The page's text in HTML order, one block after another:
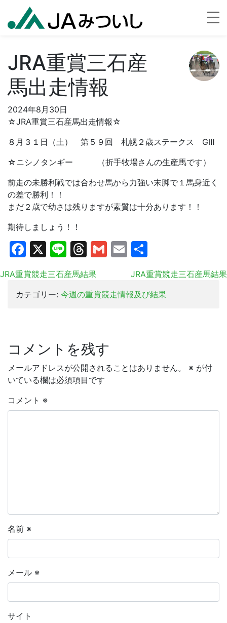
JRA重賞三石産
馬出走情報
2024年8月30日
☆JRA重賞三石産馬出走情報☆
８月３１日（土） 第５９回 札幌２歳ステークス GⅢ
☆ニシノタンギー （折手牧場さんの生産馬です）
前走の未勝利戦では合わせ馬から力強い末脚で１馬身近く
の差で勝利！！
まだ２歳で幼さは残りますが素質は十分あります！！
期待しましょう！！
Facebook
X LineThreads
Gmail
Email
有
JRA重賞競走三石産馬結果
JRA重賞競走三石産馬結果
カテゴリー: 今週の重賞競走情報及び結果
コメントを残す
メールアドレスが公開されることはありません。 ※ が付
いている欄は必須項目です
コメント ※
名前 ※
メール ※
サイト